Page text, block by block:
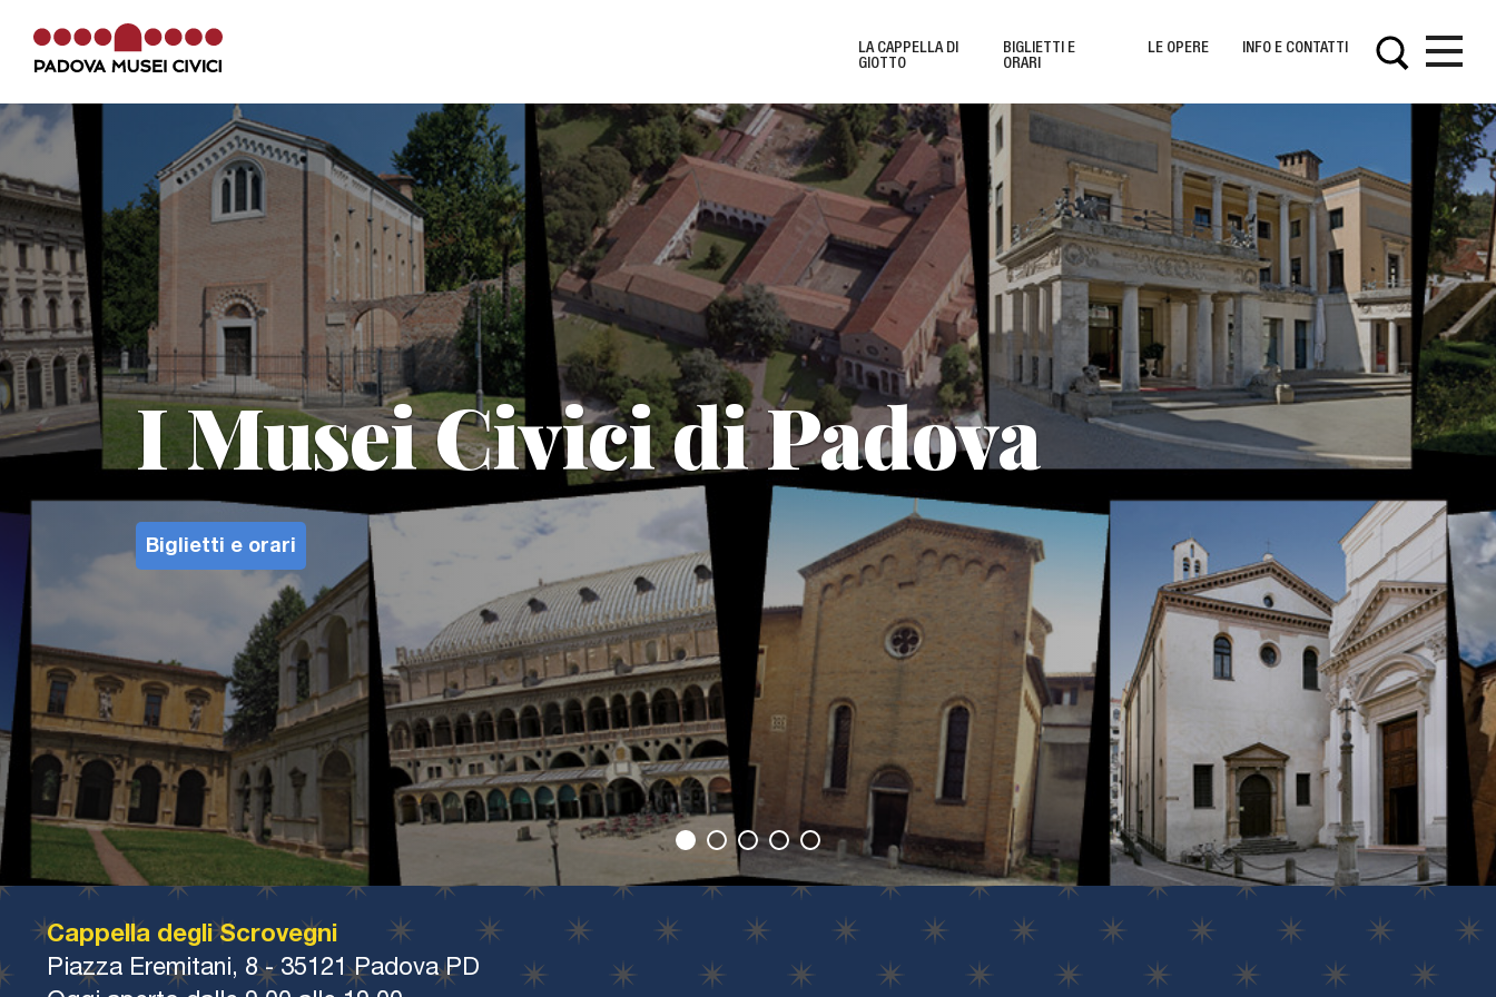
LA CAPPELLA DI
GIOTTO
BIGLIETTI E
ORARI
LE OPERE INFO E CONTATTI
La Cappella di Giotto Biglietti e Orari Le Opere
Eventi e Mostre News
LaCappella degli Scrovegnifa parte del
circuitoPadova Musei Civici, la rete dei
Musei e Biblioteche di Padova.
I Musei Civici di Padova
Biglietti e orari
Cappella degli Scrovegni
Piazza Eremitani, 8 - 35121 Padova PD